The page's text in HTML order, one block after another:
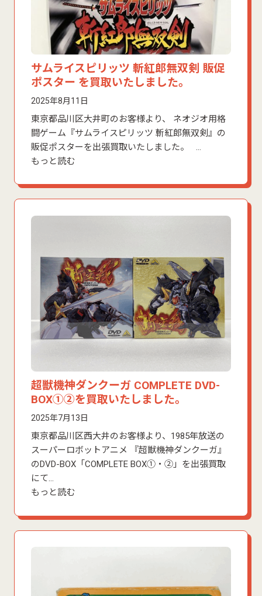
サムライスピリッツ 斬紅郎無双剣 販促
ポスター を買取いたしました。
2025年8月11日
東京都品川区大井町のお客様より、 ネオジオ用格
闘ゲーム『サムライスピリッツ 斬紅郎無双剣』の
販促ポスターを出張買取いたしました。 …
もっと読む
超獣機神ダンクーガ COMPLETE DVD-
BOX①②を買取いたしました。
2025年7月13日
東京都品川区西大井のお客様より、1985年放送の
スーパーロボットアニメ 『超獣機神ダンクーガ』
のDVD-BOX「COMPLETE BOX①・②」を出張買取
にて…
もっと読む